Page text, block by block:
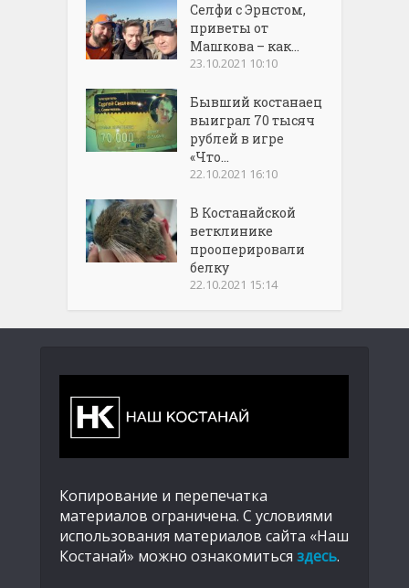
Селфи с Эрнстом,
приветы от
Машкова – как...
23.10.2021 10:10
Бывший костанаец
выиграл 70 тысяч
рублей в игре
«Что...
22.10.2021 16:10
В Костанайской
ветклинике
прооперировали
белку
22.10.2021 15:14
Копирование и перепечатка
материалов ограничена. С условиями
использования материалов сайта «Наш
Костанай» можно ознакомиться здесь.